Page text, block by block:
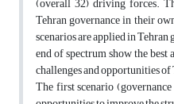
Tehran governance in their
scenarios are applied in
end of spectrum show the
challenges and opportunities
The first scenario